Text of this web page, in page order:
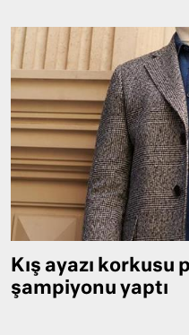
Kış ayazı korkusu
şampiyonu yaptı